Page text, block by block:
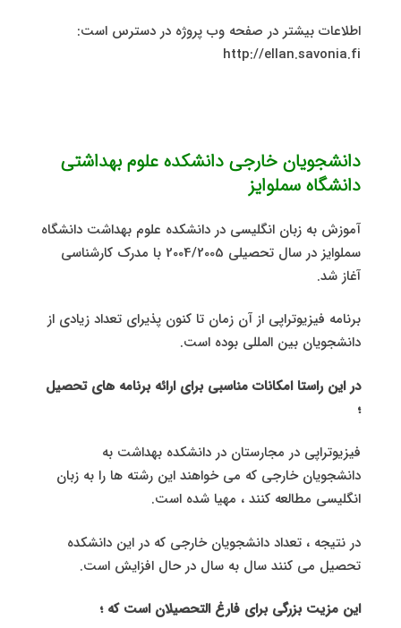
اطلاعات بیشتر در صفحه وب پروژه در دسترس است:
http://ellan.savonia.fi
دانشجویان خارجی دانشکده علوم بهداشتی
دانشگاه سملوایز
آموزش به زبان انگلیسی در دانشکده علوم بهداشت دانشگاه
سملوایز در سال تحصیلی 2004/2005 با مدرک کارشناسی
آغاز شد.
برنامه فیزیوتراپی از آن زمان تا کنون پذیرای تعداد زیادی از
دانشجویان بین المللی بوده است.
در این راستا امکانات مناسبی برای ارائه برنامه های تحصیل
؛
فیزیوتراپی در مجارستان در دانشکده بهداشت به
دانشجویان خارجی که می خواهند این رشته ها را به زبان
انگلیسی مطالعه کنند ، مهیا شده است.
در نتیجه ، تعداد دانشجویان خارجی که در این دانشکده
تحصیل می کنند سال به سال در حال افزایش است.
این مزیت بزرگی برای فارغ التحصیلان است که ؛